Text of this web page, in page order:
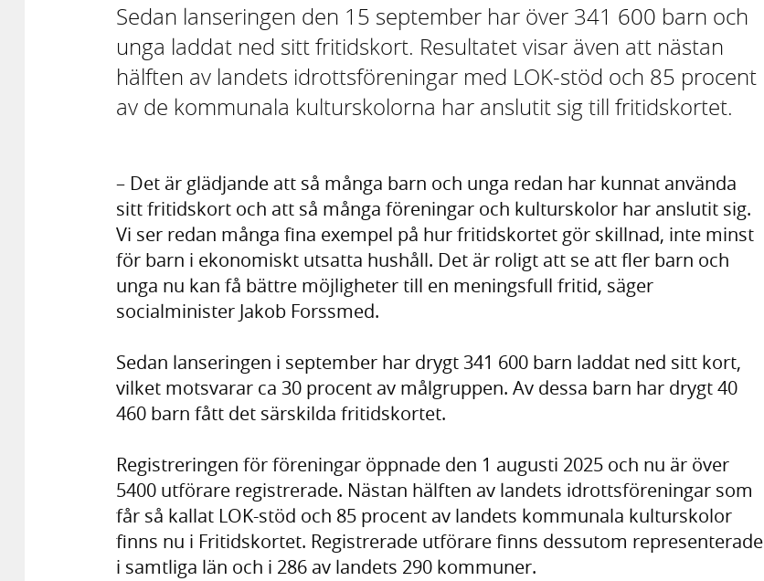
Sedan lanseringen den 15 september har över 341 600 barn och
unga laddat ned sitt fritidskort. Resultatet visar även att nästan
hälften av landets idrottsföreningar med LOK-stöd och 85 procent
av de kommunala kulturskolorna har anslutit sig till fritidskortet.
– Det är glädjande att så många barn och unga redan har kunnat använda
sitt fritidskort och att så många föreningar och kulturskolor har anslutit sig.
Vi ser redan många fina exempel på hur fritidskortet gör skillnad, inte minst
för barn i ekonomiskt utsatta hushåll. Det är roligt att se att fler barn och
unga nu kan få bättre möjligheter till en meningsfull fritid, säger
socialminister Jakob Forssmed.
Sedan lanseringen i september har drygt 341 600 barn laddat ned sitt kort,
vilket motsvarar ca 30 procent av målgruppen. Av dessa barn har drygt 40
460 barn fått det särskilda fritidskortet.
Registreringen för föreningar öppnade den 1 augusti 2025 och nu är över
5400 utförare registrerade. Nästan hälften av landets idrottsföreningar som
får så kallat LOK-stöd och 85 procent av landets kommunala kulturskolor
finns nu i Fritidskortet. Registrerade utförare finns dessutom representerade
i samtliga län och i 286 av landets 290 kommuner.